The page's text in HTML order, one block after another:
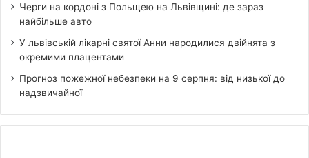
Черги на кордоні з Польщею на Львівщині: де зараз
найбільше авто
У львівській лікарні святої Анни народилися двійнята з
окремими плацентами
Прогноз пожежної небезпеки на 9 серпня: від низької до
надзвичайної